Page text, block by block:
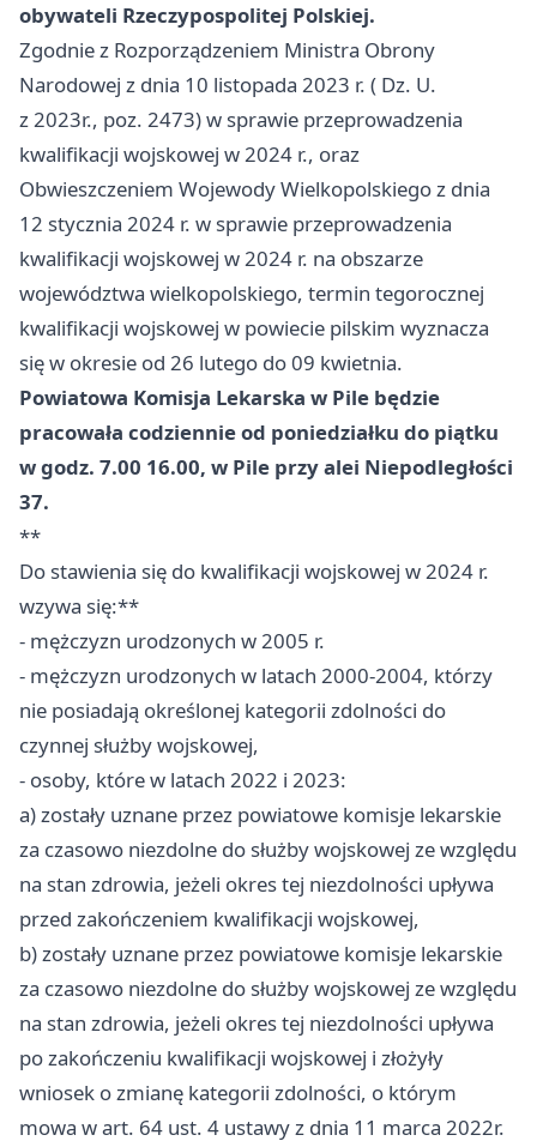
obywateli Rzeczypospolitej Polskiej.
Zgodnie z Rozporządzeniem Ministra Obrony
Narodowej z dnia 10 listopada 2023 r. ( Dz. U.
z 2023r., poz. 2473) w sprawie przeprowadzenia
kwalifikacji wojskowej w 2024 r., oraz
Obwieszczeniem Wojewody Wielkopolskiego z dnia
12 stycznia 2024 r. w sprawie przeprowadzenia
kwalifikacji wojskowej w 2024 r. na obszarze
województwa wielkopolskiego, termin tegorocznej
kwalifikacji wojskowej w powiecie pilskim wyznacza
się w okresie od 26 lutego do 09 kwietnia.
Powiatowa Komisja Lekarska w Pile będzie
pracowała codziennie od poniedziałku do piątku
w godz. 7.00 16.00, w Pile przy alei Niepodległości
37.
**
Do stawienia się do kwalifikacji wojskowej w 2024 r.
wzywa się:**
- mężczyzn urodzonych w 2005 r.
- mężczyzn urodzonych w latach 2000-2004, którzy
nie posiadają określonej kategorii zdolności do
czynnej służby wojskowej,
- osoby, które w latach 2022 i 2023:
a) zostały uznane przez powiatowe komisje lekarskie
za czasowo niezdolne do służby wojskowej ze względu
na stan zdrowia, jeżeli okres tej niezdolności upływa
przed zakończeniem kwalifikacji wojskowej,
b) zostały uznane przez powiatowe komisje lekarskie
za czasowo niezdolne do służby wojskowej ze względu
na stan zdrowia, jeżeli okres tej niezdolności upływa
po zakończeniu kwalifikacji wojskowej i złożyły
wniosek o zmianę kategorii zdolności, o którym
mowa w art. 64 ust. 4 ustawy z dnia 11 marca 2022r.